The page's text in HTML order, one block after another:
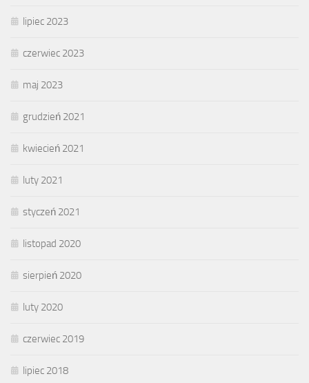
lipiec 2023
czerwiec 2023
maj 2023
grudzień 2021
kwiecień 2021
luty 2021
styczeń 2021
listopad 2020
sierpień 2020
luty 2020
czerwiec 2019
lipiec 2018